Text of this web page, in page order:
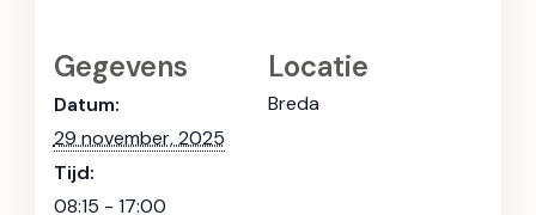
Gegevens
Datum:
29 november, 2025
Tijd:
08:15 - 17:00
Locatie
Breda